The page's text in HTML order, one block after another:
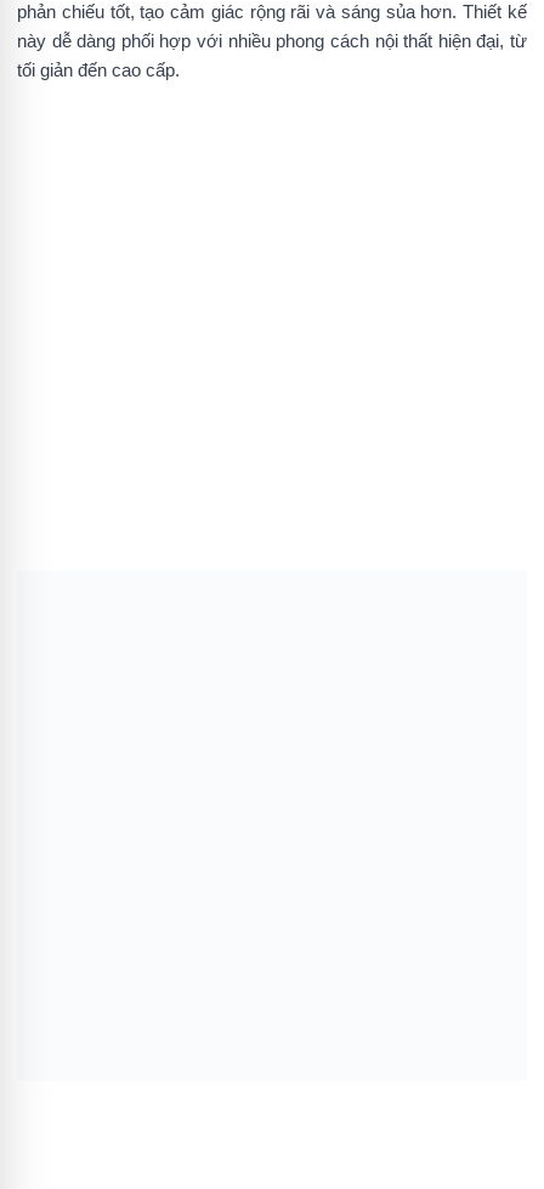
phản chiếu tốt, tạo cảm giác rộng rãi và sáng sủa hơn. Thiết kế
này dễ dàng phối hợp với nhiều phong cách nội thất hiện đại, từ
tối giản đến cao cấp.